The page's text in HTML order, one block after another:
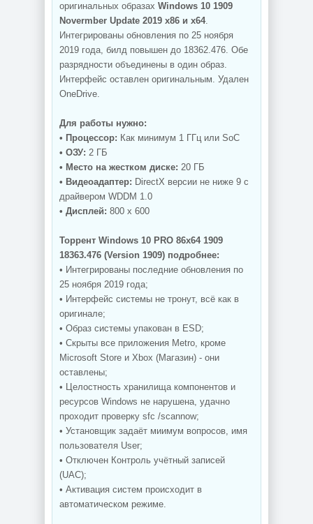
оригинальных образах Windows 10 1909
Novermber Update 2019 x86 и x64.
Интегрированы обновления по 25 ноября
2019 года, билд повышен до 18362.476. Обе
разрядности объединены в один образ.
Интерфейс оставлен оригинальным. Удален
OneDrive.
Для работы нужно:
• Процессор: Как минимум 1 ГГц или SoC
• ОЗУ: 2 ГБ
• Место на жестком диске: 20 ГБ
• Видеоадаптер: DirectX версии не ниже 9 с
драйвером WDDM 1.0
• Дисплей: 800 x 600
Торрент Windows 10 PRO 86x64 1909
18363.476 (Version 1909) подробнее:
• Интегрированы последние обновления по
25 ноября 2019 года;
• Интерфейс системы не тронут, всё как в
оригинале;
• Образ системы упакован в ESD;
• Скрыты все приложения Metro, кроме
Microsoft Store и Xbox (Магазин) - они
оставлены;
• Целостность хранилища компонентов и
ресурсов Windows не нарушена, удачно
проходит проверку sfc /scannow;
• Установщик задаёт миимум вопросов, имя
пользователя User;
• Отключен Контроль учётный записей
(UAC);
• Активация систем происходит в
автоматическом режиме.